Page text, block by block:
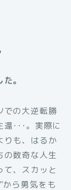
。
での大逆転勝
･･･。実際に
りも、はるか
の数奇な人生
て、スカッと
から勇気をも